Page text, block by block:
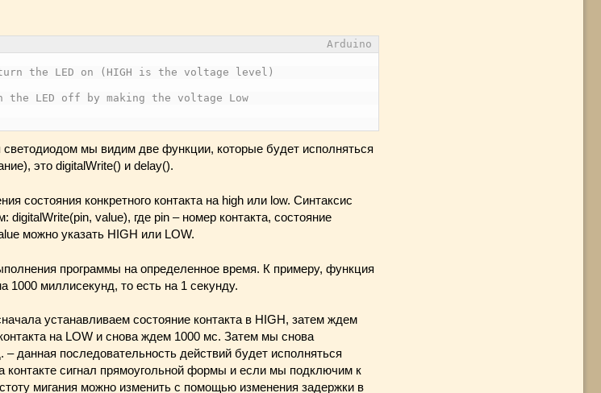
Arduino
the LED on (HIGH is the voltage level)
the LED off by making the voltage Low
мы видим две функции, которые будет исполняться
это digitalWrite() и delay().
состояния конкретного контакта на high или low. Синтаксис
value), где pin – номер контакта, состояние
можно указать HIGH или LOW.
программы на определенное время. К примеру, функция
1000 миллисекунд, то есть на 1 секунду.
устанавливаем состояние контакта в HIGH, затем ждем
на LOW и снова ждем 1000 мс. Затем мы снова
– данная последовательность действий будет исполняться
контакте сигнал прямоугольной формы и если мы подключим к
мигания можно изменить с помощью изменения задержки в